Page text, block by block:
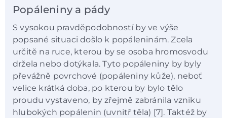
Popáleniny a pády
S vysokou pravděpodobností by ve výše
popsané situaci došlo k popáleninám. Zcela
určitě na ruce, kterou by se osoba hromosvodu
držela nebo dotýkala. Tyto popáleniny by byly
převážně povrchové (popáleniny kůže), neboť
velice krátká doba, po kterou by bylo tělo
proudu vystaveno, by zřejmě zabránila vzniku
hlubokých popálenin (uvnitř těla) [7]. Taktéž by